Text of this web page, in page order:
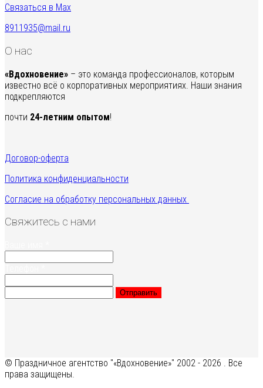
Связаться в Max
8911935@mail.ru
О нас
«Вдохновение» – это команда профессионалов, которым
известно всё о корпоративных мероприятиях. Наши знания
подкрепляются
почти 24-летним опытом!
Договор-оферта
Политика конфиденциальности
Согласие на обработку персональных данных
Свяжитесь с нами
Отправить
© Праздничное агентство "«Вдохновение»" 2002 - 2026 . Все
права защищены.